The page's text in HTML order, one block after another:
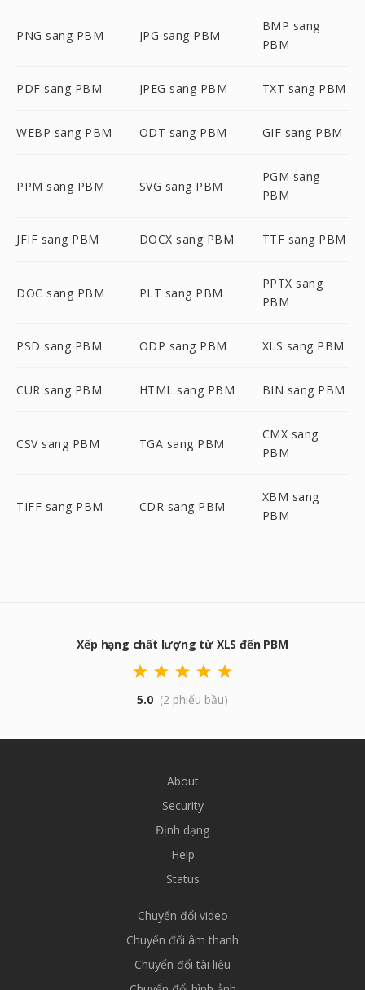
PNG sang PBM JPG sang PBM
BMP sang
PBM
PDF sang PBM JPEG sang PBM TXT sang PBM
WEBP sang PBM ODT sang PBM GIF sang PBM
PPM sang PBM SVG sang PBM
PGM sang
PBM
JFIF sang PBM DOCX sang PBM TTF sang PBM
DOC sang PBM PLT sang PBM
PPTX sang
PBM
PSD sang PBM ODP sang PBM XLS sang PBM
CUR sang PBM HTML sang PBM BIN sang PBM
CSV sang PBM TGA sang PBM
CMX sang
PBM
TIFF sang PBM CDR sang PBM
XBM sang
PBM
Xếp hạng chất lượng từ XLS đến PBM
5.0 (2 phiếu bầu)
About
Security
Định dạng
Help
Status
Chuyển đổi video
Chuyển đổi âm thanh
Chuyển đổi tài liệu